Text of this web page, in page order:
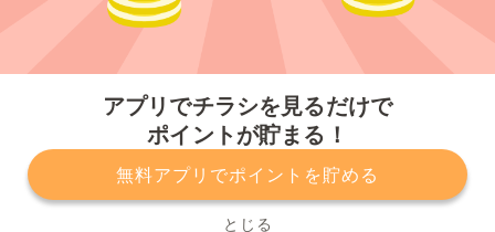
アプリでチラシを見るだけで
ポイントが貯まる！
無料アプリでポイントを貯める
とじる
プライバシーポリシー 利用規約
運営会社
サービスに関してのお問い合わせ